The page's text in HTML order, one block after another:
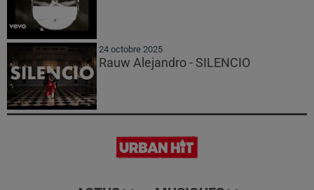
24 octobre 2025
Rauw Alejandro - SILENCIO